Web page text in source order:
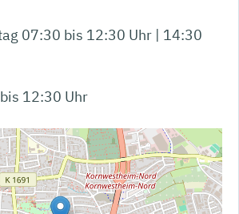
07:30 bis 12:30 Uhr | 14:30
12:30 Uhr